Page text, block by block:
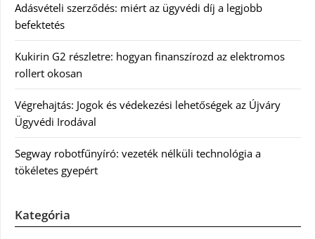
Adásvételi szerződés: miért az ügyvédi díj a legjobb
befektetés
Kukirin G2 részletre: hogyan finanszírozd az elektromos
rollert okosan
Végrehajtás: Jogok és védekezési lehetőségek az Újváry
Ügyvédi Irodával
Segway robotfűnyíró: vezeték nélküli technológia a
tökéletes gyepért
Kategória